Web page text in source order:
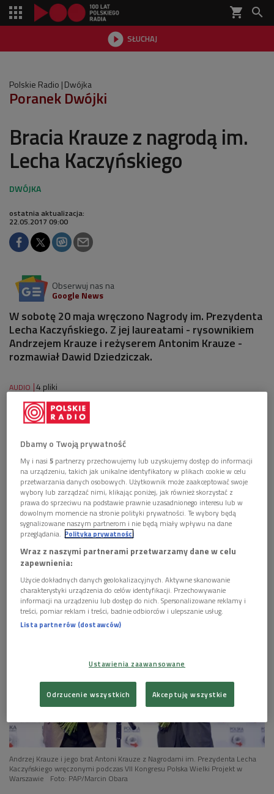
shopping_cart 
 SŁUCHAJ

Polskie Radio Dwójka
Poranek Dwójki
Bracia Krauze z nagrodą im.
Lecha Kaczyńskiego
ostatnia aktualizacja:
22.05.2017 09:00
Obserwuj nas na
Google News
W sobotę 20 maja wręczono Nagrody im. Prezydenta
Lecha Kaczyńskiego. Z jej laureatami - rysownikiem
Andrzejem Krauze i reżyserem Antonim Krauze -
rozmawiał Dawid Dziedziczak.
AUDIO 4 pliki
 04'35
Prezydenta Lecha Kaczyńskiego (Poranek Dwójki)
 16'23 
Krzysztof Kopczyński o książce "Dybuk. Opowieść
o nieważności świata" (Poranek Dwójki)
 05'24
Podsumowanie Festiwalu Filmów Dokumentalnych
Millenium Docs Against Gravity 2017 (Poranek
Dwójki)
 01'43
Andrzej Krauze i jego brat Antoni Krauze z Nagrodami im. Prezydenta Lecha
Kaczyńskiego wręczonymi podczas VII Kongresu Polska Wielki Projekt w
Warszawie
Foto: PAP/Marcin Obara
Dbamy o Twoją prywatność
My i nasi5 partnerzy przechowujemy lub uzyskujemy dostęp do informacji
na urządzeniu, takich jak unikalne identyfikatory w plikach cookie w celu
przetwarzania danych osobowych. Użytkownik może zaakceptować swoje
wybory lub zarządzać nimi, klikając poniżej, jak również skorzystać z
prawa do sprzeciwu na podstawie prawnie uzasadnionego interesu lub w
dowolnym momencie na stronie polityki prywatności. Te wybory będą
sygnalizowane naszym partnerom i nie będą miały wpływu na dane
przeglądania. Polityka prywatności
Wraz z naszymi partnerami przetwarzamy dane w celu
zapewnienia:
Użycie dokładnych danych geolokalizacyjnych. Aktywne skanowanie
charakterystyki urządzenia do celów identyfikacji. Przechowywanie
informacji na urządzeniu lub dostęp do nich. Spersonalizowane reklamy i
treści, pomiar reklam i treści, badnie odbiorców i ulepszanie usług.
Lista partnerów (dostawców)
Ustawienia zaawansowane
Odrzucenie wszystkich Akceptuję wszystkie